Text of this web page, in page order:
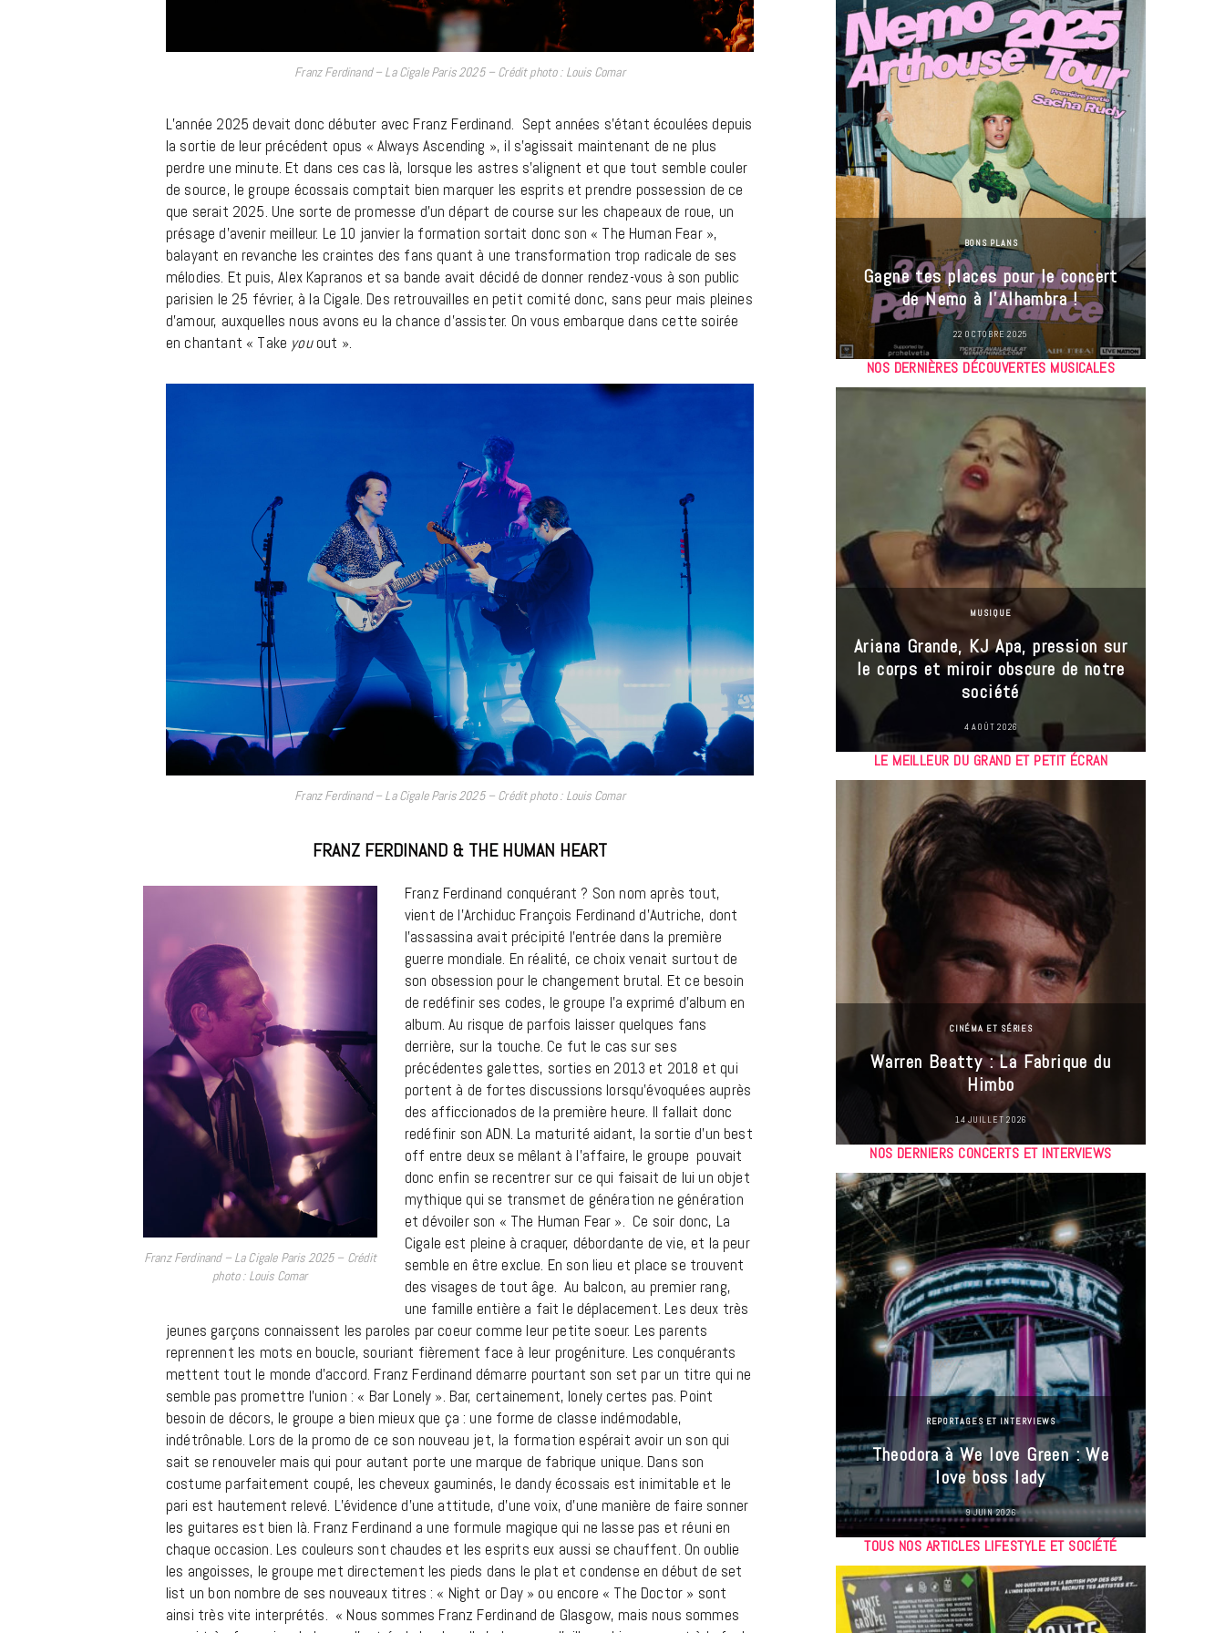
Franz Ferdinand – La Cigale Paris 2025 – Crédit photo : Louis Comar
L’année 2025 devait donc débuter avec Franz Ferdinand. Sept années s’étant écoulées depuis
la sortie de leur précédent opus « Always Ascending », il s’agissait maintenant de ne plus
perdre une minute. Et dans ces cas là, lorsque les astres s’alignent et que tout semble couler
de source, le groupe écossais comptait bien marquer les esprits et prendre possession de ce
que serait 2025. Une sorte de promesse d’un départ de course sur les chapeaux de roue, un
présage d’avenir meilleur. Le 10 janvier la formation sortait donc son « The Human Fear »,
balayant en revanche les craintes des fans quant à une transformation trop radicale de ses
mélodies. Et puis, Alex Kapranos et sa bande avait décidé de donner rendez-vous à son public
parisien le 25 février, à la Cigale. Des retrouvailles en petit comité donc, sans peur mais pleines
d’amour, auxquelles nous avons eu la chance d’assister. On vous embarque dans cette soirée
en chantant « Take youout ».
Franz Ferdinand – La Cigale Paris 2025 – Crédit photo : Louis Comar
FRANZ FERDINAND & THE HUMAN HEART
Franz Ferdinand – La Cigale Paris 2025 – Crédit
photo : Louis Comar
Franz Ferdinand conquérant ? Son nom après tout,
vient de l’Archiduc François Ferdinand d’Autriche, dont
l’assassina avait précipité l’entrée dans la première
guerre mondiale. En réalité, ce choix venait surtout de
son obsession pour le changement brutal. Et ce besoin
de redéfinir ses codes, le groupe l’a exprimé d’album en
album. Au risque de parfois laisser quelques fans
derrière, sur la touche. Ce fut le cas sur ses
précédentes galettes, sorties en 2013 et 2018 et qui
portent à de fortes discussions lorsqu’évoquées auprès
des afficcionados de la première heure. Il fallait donc
redéfinir son ADN. La maturité aidant, la sortie d’un best
off entre deux se mêlant à l’affaire, le groupe pouvait
donc enfin se recentrer sur ce qui faisait de lui un objet
mythique qui se transmet de génération ne génération
et dévoiler son « The Human Fear ». Ce soir donc, La
Cigale est pleine à craquer, débordante de vie, et la peur
semble en être exclue. En son lieu et place se trouvent
des visages de tout âge. Au balcon, au premier rang,
une famille entière a fait le déplacement. Les deux très
jeunes garçons connaissent les paroles par coeur comme leur petite soeur. Les parents
reprennent les mots en boucle, souriant fièrement face à leur progéniture. Les conquérants
mettent tout le monde d’accord. Franz Ferdinand démarre pourtant son set par un titre qui ne
semble pas promettre l’union : « Bar Lonely ». Bar, certainement, lonely certes pas. Point
besoin de décors, le groupe a bien mieux que ça : une forme de classe indémodable,
indétrônable. Lors de la promo de ce son nouveau jet, la formation espérait avoir un son qui
sait se renouveler mais qui pour autant porte une marque de fabrique unique. Dans son
costume parfaitement coupé, les cheveux gauminés, le dandy écossais est inimitable et le
pari est hautement relevé. L’évidence d’une attitude, d’une voix, d’une manière de faire sonner
les guitares est bien là. Franz Ferdinand a une formule magique qui ne lasse pas et réuni en
chaque occasion. Les couleurs sont chaudes et les esprits eux aussi se chauffent. On oublie
les angoisses, le groupe met directement les pieds dans le plat et condense en début de set
list un bon nombre de ses nouveaux titres : « Night or Day » ou encore « The Doctor » sont
ainsi très vite interprétés. « Nous sommes Franz Ferdinand de Glasgow, mais nous sommes
BONS PLANS
Les Eclatantes : une soirée entre
concerts, expos, kart, aéroplume…
à la Cité des Sciences
BONS PLANS
Gagne tes places pour le concert
de Nemo à l’Alhambra !
22 OCTOBRE 2025
NOS DERNIÈRES DÉCOUVERTES MUSICALES
MUSIQUE
Cage The Elephant, l’ivoire du rock
dévoile « Beaches In Tennessee »
18 JUILLET 2026
MUSIQUE
Ariana Grande, KJ Apa, pression sur
le corps et miroir obscure de notre
société
4 AOÛT 2026
LE MEILLEUR DU GRAND ET PETIT ÉCRAN
CINÉMA ET SÉRIES
Disclosure Day : le retour en grâce
de Steven Spielberg
9 JUIN 2026
CINÉMA ET SÉRIES
Warren Beatty : La Fabrique du
Himbo
14 JUILLET 2026
NOS DERNIERS CONCERTS ET INTERVIEWS
REPORTAGES ET INTERVIEWS
We Love Green se met au vert sur
la Montagne de Gorillaz
7 JUIN 2026
REPORTAGES ET INTERVIEWS
Theodora à We love Green : We
love boss lady
9 JUIN 2026
TOUS NOS ARTICLES LIFESTYLE ET SOCIÉTÉ